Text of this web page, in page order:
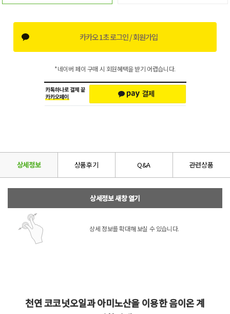
카카오 1초 로그인 / 회원가입
*네이버 페이 구매 시 회원혜택을 받기 어렵습니다.
상세정보 상품후기 Q&A 관련상품
상세정보 새창 열기
상세 정보를 확대해 보실 수 있습니다.
천연 코코넛오일과 아미노산을 이용한 음이온 계